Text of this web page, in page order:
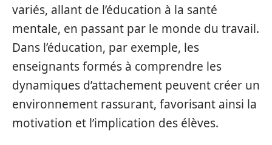
variés, allant de l’éducation à la santé
mentale, en passant par le monde du travail.
Dans l’éducation, par exemple, les
enseignants formés à comprendre les
dynamiques d’attachement peuvent créer un
environnement rassurant, favorisant ainsi la
motivation et l’implication des élèves.